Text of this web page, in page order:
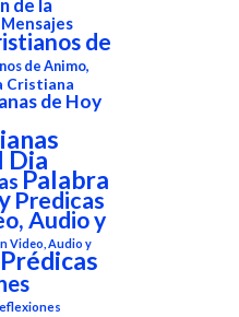
de la
Mensajes
de
de Animo,
Cristiana
de Hoy
Dia
Palabra
Predicas
Audio y
Video, Audio y
Prédicas